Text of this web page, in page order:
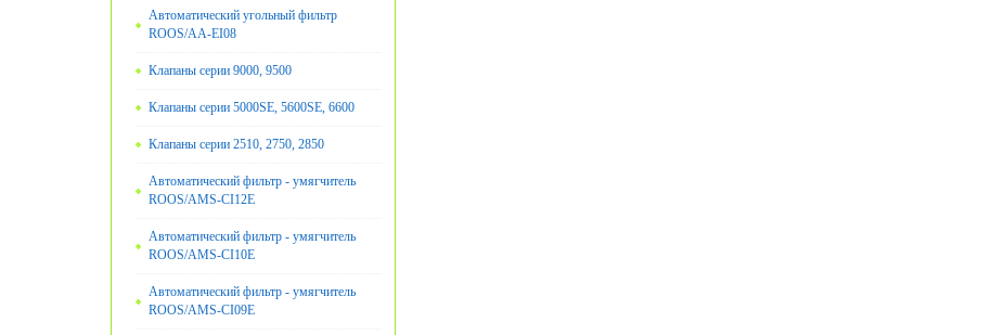
Автоматический угольный фильтр
ROOS/AA-EI08
Клапаны серии 9000, 9500
Клапаны серии 5000SE, 5600SE, 6600
Клапаны серии 2510, 2750, 2850
Автоматический фильтр - умягчитель
ROOS/AMS-CI12E
Автоматический фильтр - умягчитель
ROOS/AMS-CI10E
Автоматический фильтр - умягчитель
ROOS/AMS-CI09E